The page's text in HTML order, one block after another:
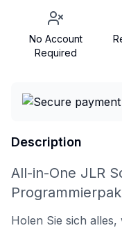
No Account
Required
Description
All-in-One JLR
Holen Sie sich